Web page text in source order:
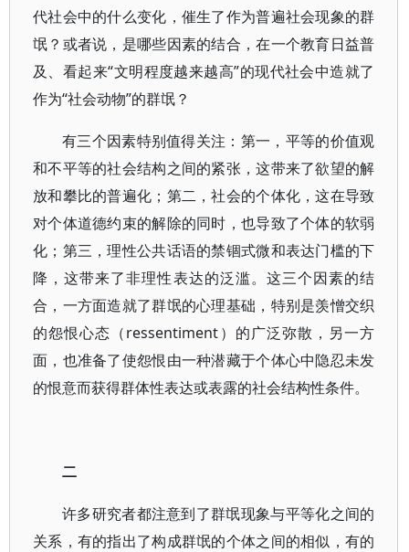
代社会中的什么变化，催生了作为普遍社会现象的群
氓？或者说，是哪些因素的结合，在一个教育日益普
及、看起来“文明程度越来越高”的现代社会中造就了
作为“社会动物”的群氓？
有三个因素特别值得关注：第一，平等的价值观
和不平等的社会结构之间的紧张，这带来了欲望的解
放和攀比的普遍化；第二，社会的个体化，这在导致
对个体道德约束的解除的同时，也导致了个体的软弱
化；第三，理性公共话语的禁锢式微和表达门槛的下
降，这带来了非理性表达的泛滥。这三个因素的结
合，一方面造就了群氓的心理基础，特别是羡憎交织
的怨恨心态（ressentiment）的广泛弥散，另一方
面，也准备了使怨恨由一种潜藏于个体心中隐忍未发
的恨意而获得群体性表达或表露的社会结构性条件。
二
许多研究者都注意到了群氓现象与平等化之间的
关系，有的指出了构成群氓的个体之间的相似，有的